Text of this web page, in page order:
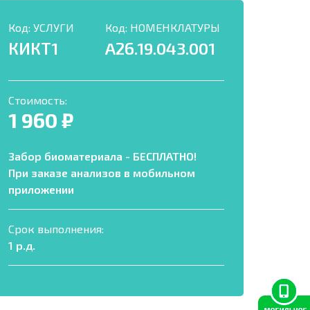
Код: УСЛУГИ
КИКТ1
Код: НОМЕНКЛАТУРЫ
A26.19.043.001
Стоимость:
1 960 ₽
Забор биоматериала - БЕСПЛАТНО!
При заказе анализов в мобильном
приложении
Срок выполнения:
1 р.д.